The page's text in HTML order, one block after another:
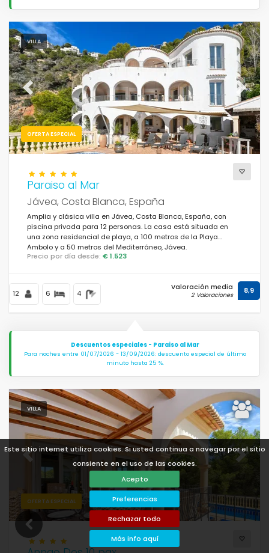
Este sitio internet utiliza cookies. Si usted continua a navegar por el sitio
consiente en el uso de las cookies.
Acepto
Preferencias
Rechazar todo
Más info aquí
VILLA
OFERTA ESPECIAL
Previous Next
Paraiso al Mar
Jávea, Costa Blanca, España
Amplia y clásica villa en Jávea, Costa Blanca, España, con
piscina privada para 12 personas. La casa está situada en
una zona residencial de playa, a 100 metros de la Playa
Ambolo y a 50 metros del Mediterráneo, Jávea.
Precio por día desde: € 1.523
12 6 4
Valoración media
2 Valoraciones 8,9
Descuentos especiales - Paraiso al Mar
Para noches entre 01/07/2026 - 13/09/2026: descuento especial de último
minuto hasta 25 %.
VILLA
OFERTA ESPECIAL
Previous Next